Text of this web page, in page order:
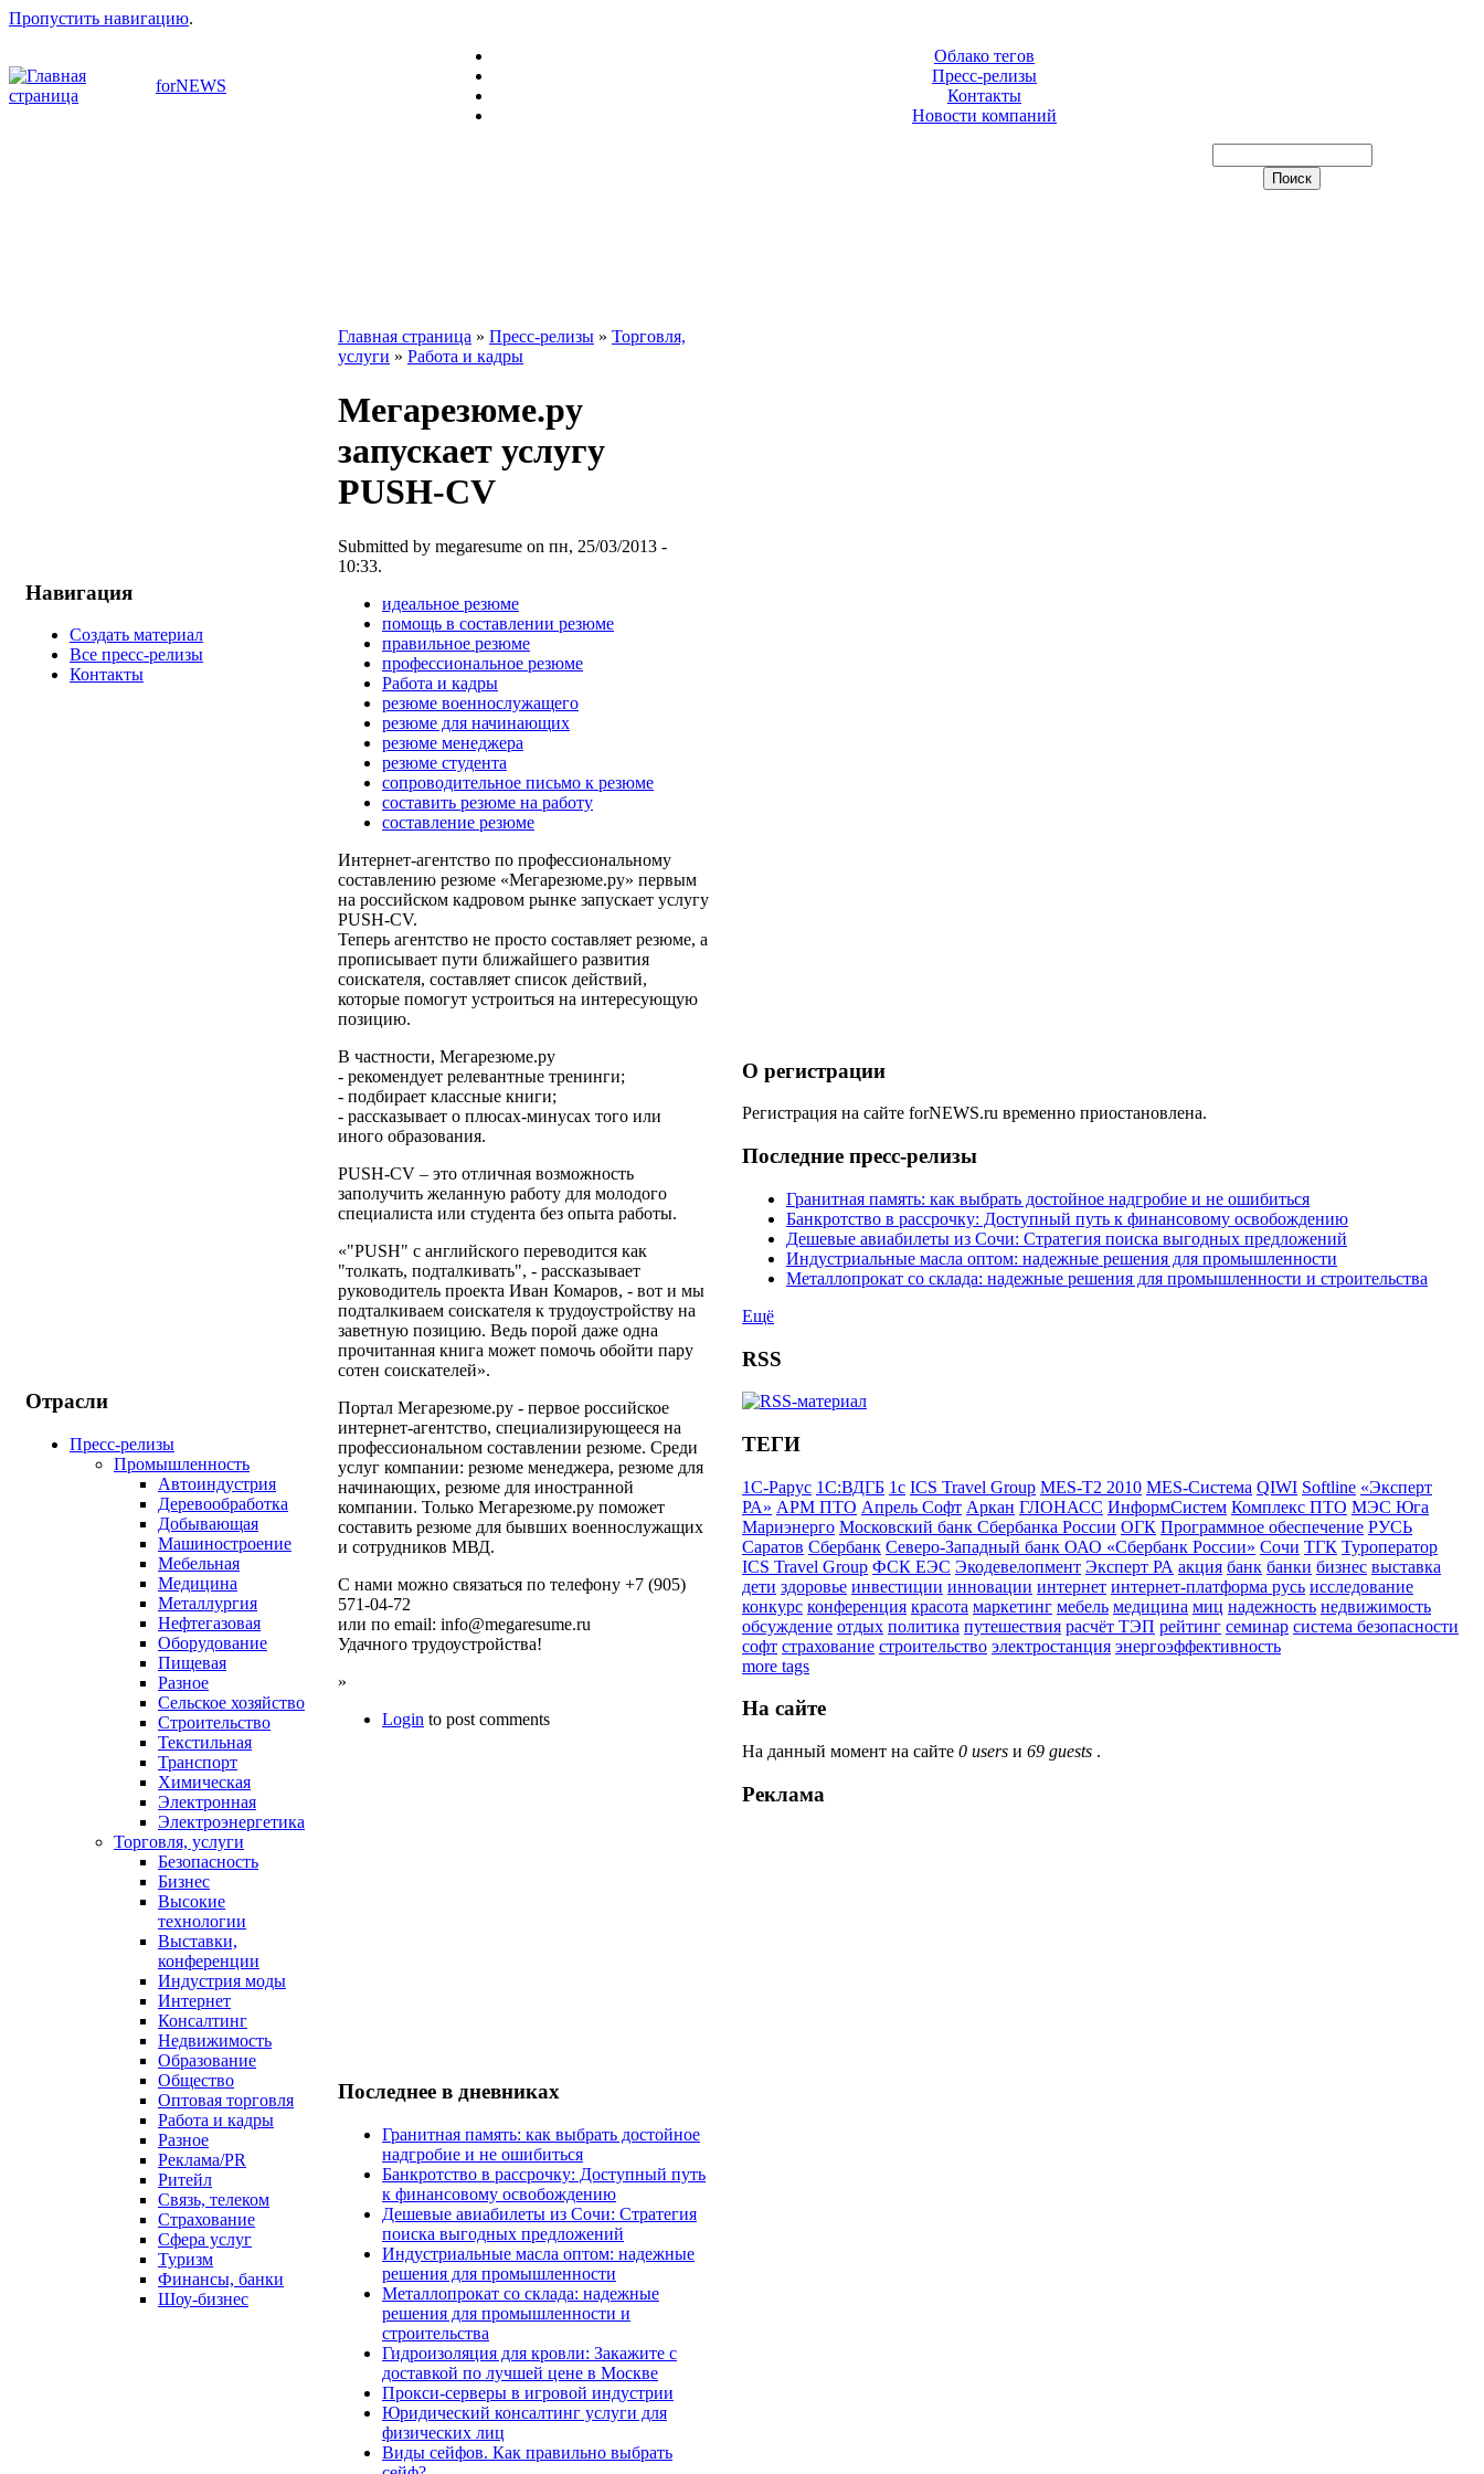
Пропустить навигацию.
forNEWS
Облако тегов
Пресс-релизы
Контакты
Новости компаний
Навигация
Создать материал
Все пресс-релизы
Контакты
Отрасли
Пресс-релизы
Промышленность
Автоиндустрия
Деревообработка
Добывающая
Машиностроение
Мебельная
Медицина
Металлургия
Нефтегазовая
Оборудование
Пищевая
Разное
Сельское хозяйство
Строительство
Текстильная
Транспорт
Химическая
Электронная
Электроэнергетика
Торговля, услуги
Безопасность
Бизнес
Высокие
технологии
Выставки,
конференции
Индустрия моды
Интернет
Консалтинг
Недвижимость
Образование
Общество
Оптовая торговля
Работа и кадры
Разное
Реклама/PR
Ритейл
Связь, телеком
Страхование
Сфера услуг
Туризм
Финансы, банки
Шоу-бизнес
Главная страница » Пресс-релизы » Торговля,
услуги » Работа и кадры
Мегарезюме.ру
запускает услугу
PUSH-CV
Submitted by megaresume on пн, 25/03/2013 -
10:33.
идеальное резюме
помощь в составлении резюме
правильное резюме
профессиональное резюме
Работа и кадры
резюме военнослужащего
резюме для начинающих
резюме менеджера
резюме студента
сопроводительное письмо к резюме
составить резюме на работу
составление резюме
Интернет-агентство по профессиональному
составлению резюме «Мегарезюме.ру» первым
на российском кадровом рынке запускает услугу
PUSH-CV.
Теперь агентство не просто составляет резюме, а
прописывает пути ближайшего развития
соискателя, составляет список действий,
которые помогут устроиться на интересующую
позицию.
В частности, Мегарезюме.ру
- рекомендует релевантные тренинги;
- подбирает классные книги;
- рассказывает о плюсах-минусах того или
иного образования.
PUSH-CV – это отличная возможность
заполучить желанную работу для молодого
специалиста или студента без опыта работы.
«"PUSH" с английского переводится как
"толкать, подталкивать", - рассказывает
руководитель проекта Иван Комаров, - вот и мы
подталкиваем соискателя к трудоустройству на
заветную позицию. Ведь порой даже одна
прочитанная книга может помочь обойти пару
сотен соискателей».
Портал Мегарезюме.ру - первое российское
интернет-агентство, специализирующееся на
профессиональном составлении резюме. Среди
услуг компании: резюме менеджера, резюме для
начинающих, резюме для иностранной
компании. Только Мегарезюме.ру поможет
составить резюме для бывших военнослужащих
и сотрудников МВД.
С нами можно связаться по телефону +7 (905)
571-04-72
или по email: info@megaresume.ru
Удачного трудоустройства!
»
Login to post comments
Последнее в дневниках
Гранитная память: как выбрать достойное
надгробие и не ошибиться
Банкротство в рассрочку: Доступный путь
к финансовому освобождению
Дешевые авиабилеты из Сочи: Стратегия
поиска выгодных предложений
Индустриальные масла оптом: надежные
решения для промышленности
Металлопрокат со склада: надежные
решения для промышленности и
строительства
Гидроизоляция для кровли: Закажите с
доставкой по лучшей цене в Москве
Прокси-серверы в игровой индустрии
Юридический консалтинг услуги для
физических лиц
Виды сейфов. Как правильно выбрать
О регистрации
Регистрация на сайте forNEWS.ru временно приостановлена.
Последние пресс-релизы
Гранитная память: как выбрать достойное надгробие и не ошибиться
Банкротство в рассрочку: Доступный путь к финансовому освобождению
Дешевые авиабилеты из Сочи: Стратегия поиска выгодных предложений
Индустриальные масла оптом: надежные решения для промышленности
Металлопрокат со склада: надежные решения для промышленности и строительства
Ещё
RSS
ТЕГИ
1С-Рарус 1С:ВДГБ 1с ICS Travel Group MES-T2 2010 MES-Система QIWI Softline «Эксперт
РА» АРМ ПТО Апрель Софт Аркан ГЛОНАСС ИнформСистем Комплекс ПТО МЭС Юга
Мариэнерго Московский банк Сбербанка России ОГК Программное обеспечение РУСЬ
Саратов Сбербанк Северо-Западный банк ОАО «Сбербанк России» Сочи ТГК Туроператор
ICS Travel Group ФСК ЕЭС Экодевелопмент Эксперт РА акция банк банки бизнес выставка
дети здоровье инвестиции инновации интернет интернет-платформа русь исследование
конкурс конференция красота маркетинг мебель медицина миц надежность недвижимость
обсуждение отдых политика путешествия расчёт ТЭП рейтинг семинар система безопасности
софт страхование строительство электростанция энергоэффективность
more tags
На сайте
На данный момент на сайте 0 users и 69 guests .
Реклама